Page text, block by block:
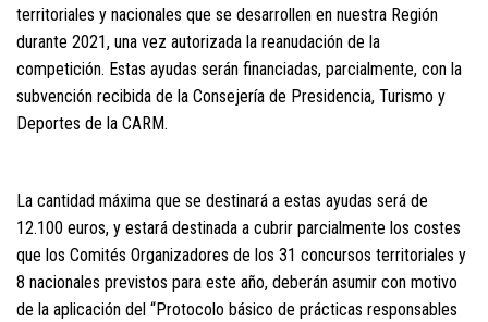
territoriales y nacionales que se desarrollen en nuestra Región
durante 2021, una vez autorizada la reanudación de la
competición. Estas ayudas serán financiadas, parcialmente, con la
subvención recibida de la Consejería de Presidencia, Turismo y
Deportes de la CARM.
La cantidad máxima que se destinará a estas ayudas será de
12.100 euros, y estará destinada a cubrir parcialmente los costes
que los Comités Organizadores de los 31 concursos territoriales y
8 nacionales previstos para este año, deberán asumir con motivo
de la aplicación del “Protocolo básico de prácticas responsables